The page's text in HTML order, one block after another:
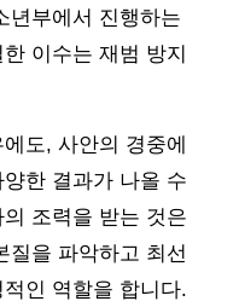
년부에서 진행하는
이수는 재범 방지
도, 사안의 경중에
한 결과가 나올 수
조력을 받는 것은
질을 파악하고 최선
인 역할을 합니다.